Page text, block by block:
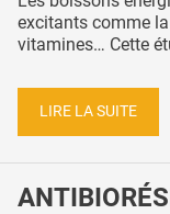
excitants comme
vitamines… Cette
LIRE LA SUITE